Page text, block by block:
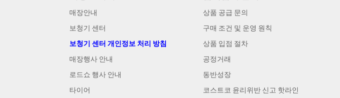
매장안내
보청기 센터
보청기 센터 개인정보 처리 방침
매장행사 안내
로드쇼 행사 안내
타이어
상품 공급 문의
구매 조건 및 운영 원칙
상품 입점 절차
공정거래
동반성장
코스트코 윤리위반 신고 핫라인